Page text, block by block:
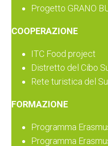
Progetto GRANO
COOPERAZIONE
ITC Food project
Distretto del Cibo
Rete turistica del
FORMAZIONE
Programma
Programma